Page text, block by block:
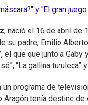
y "El gran
, nació el 16 de abril de
su padre, Emilio
el que que junto a
“La gallina turuleca” y
un programa de
tenía destino